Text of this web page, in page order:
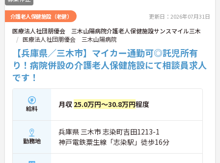
介護老人保健施設（老健） 更新日：2026年07月31日
医療法人社団朋優会 三木山陽病院介護老人保健施設サンスマイル三木
医療法人社団朋優会 三木山陽病院
【兵庫県／三木市】マイカー通勤可◎託児所有
り！病院併設の介護老人保健施設にて相談員求人
です！
給料 月収 25.0万円～30.8万円程度
勤務地
兵庫県 三木市 志染町吉田1213-1
神戸電鉄粟生線「志染駅」徒歩16分